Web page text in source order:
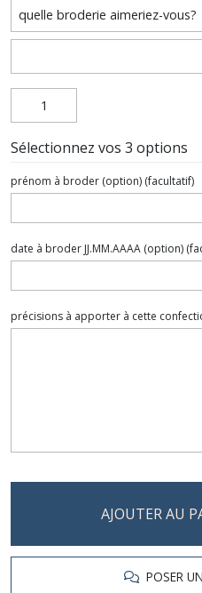
Sélectionnez vos 3 options
prénom à broder (option) (facultatif)
date à broder JJ.MM.AAAA (option)
précisions à apporter à cette
AJOUTER AU
POSER